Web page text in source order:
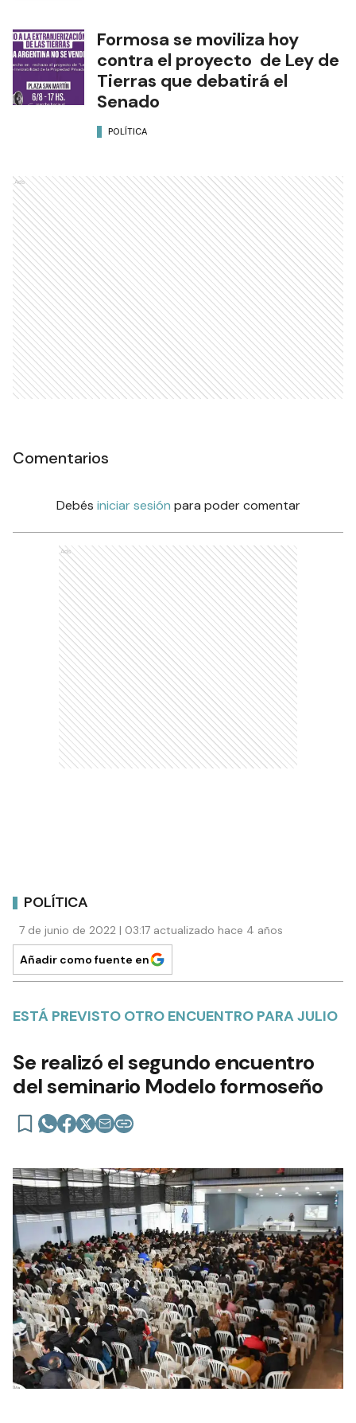
Formosa se moviliza hoy
contra el proyecto de Ley de
Tierras que debatirá el
Senado
POLÍTICA
Ads
Comentarios
Debés iniciar sesión para poder comentar
Ads
POLÍTICA
7 de junio de 2022 | 03:17 actualizado hace 4 años
Añadir como fuente en
ESTÁ PREVISTO OTRO ENCUENTRO PARA JULIO
Se realizó el segundo encuentro
del seminario Modelo formoseño